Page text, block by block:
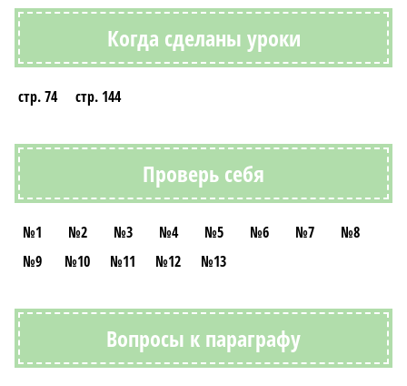
Когда сделаны уроки
стр. 74 стр. 144
Проверь себя
№1 №2 №3 №4 №5 №6 №7
№8
№9
№10 №11 №12 №13
Вопросы к параграфу